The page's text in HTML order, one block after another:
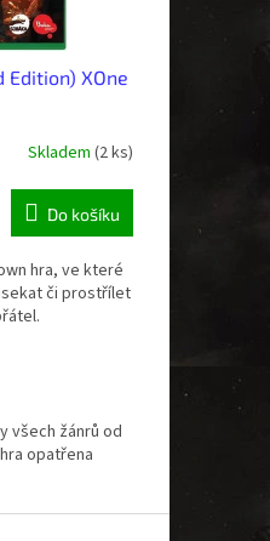
Edition) XOne
Skladem (2 ks)
Do košíku
hra, ve které
či prostřílet
všech žánrů od
opatřena